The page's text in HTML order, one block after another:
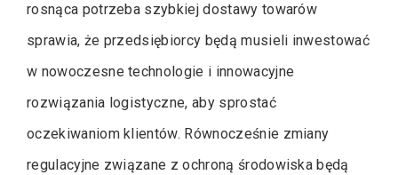
rosnąca potrzeba szybkiej dostawy towarów
sprawia, że przedsiębiorcy będą musieli inwestować
w nowoczesne technologie i innowacyjne
rozwiązania logistyczne, aby sprostać
oczekiwaniom klientów. Równocześnie zmiany
regulacyjne związane z ochroną środowiska będą